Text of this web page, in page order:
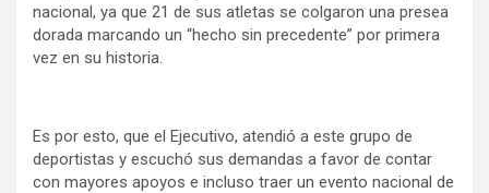
nacional, ya que 21 de sus atletas se colgaron una presea
dorada marcando un “hecho sin precedente” por primera
vez en su historia.
Es por esto, que el Ejecutivo, atendió a este grupo de
deportistas y escuchó sus demandas a favor de contar
con mayores apoyos e incluso traer un evento nacional de